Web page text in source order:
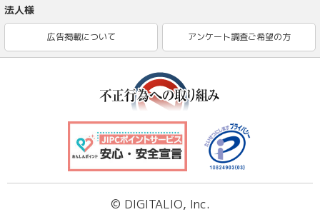
法人様
広告掲載について アンケート調査ご希望の方
© DIGITALIO, Inc.